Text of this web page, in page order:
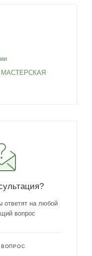
МАСТЕРСКАЯ
ответят на любой
вопрос
ВОПРОС